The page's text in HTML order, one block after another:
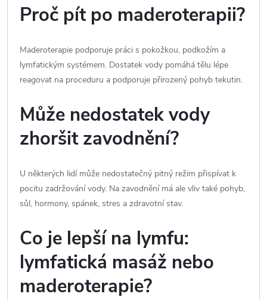
Proč pít po maderoterapii?
Maderoterapie podporuje práci s pokožkou, podkožím a
lymfatickým systémem. Dostatek vody pomáhá tělu lépe
reagovat na proceduru a podporuje přirozený pohyb tekutin.
Může nedostatek vody
zhoršit zavodnění?
U některých lidí může nedostatečný pitný režim přispívat k
pocitu zadržování vody. Na zavodnění má ale vliv také pohyb,
sůl, hormony, spánek, stres a zdravotní stav.
Co je lepší na lymfu:
lymfatická masáž nebo
maderoterapie?